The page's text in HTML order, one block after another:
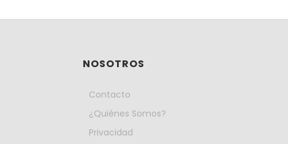
NOSOTROS
Contacto
¿Quiénes Somos?
Privacidad